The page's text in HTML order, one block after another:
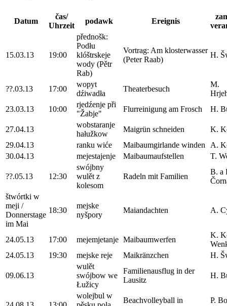
Datum
čas/
Uhrzeit
podawk Ereignis
15.03.13 19:00
přednošk:
Podłu
klóštrskeje
wody (Pětr
Rab)
Vortrag: Am klosterwasser
(Peter Raab)
H.
??.03.13 17:00
wopyt
dźiwadła
Theaterbesuch
M.
23.03.13
10:00
rjedźenje při
"Žabje"
Flurreinigung am Frosch H.
27.04.13
wobstaranje
hałužkow
Maigrün schneiden
K.
29.04.13
ranku wiće Maibaumgirlande winden
A.
30.04.13
mejestajenje Maibaumaufstellen T.
??.05.13 12:30
swójbny
wulět z
kolesom
Radeln mit Familien
B. a
štwórtki w
meji /
Donnerstage
im Mai
18:30
mejske
nyšpory
Maiandachten A.
24.05.13 17:00 mejemjetanje Maibaumwerfen
K.
24.05.13
19:30 mejske reje Maikränzchen H.
09.06.13
wulět
swójbow we
Łužicy
Familienausflug in der
Lausitz
H.
wolejbul w
Beachvolleyball in
P.